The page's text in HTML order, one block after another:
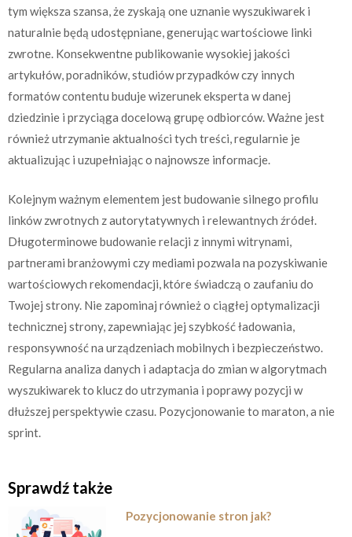
tym większa szansa, że zyskają one uznanie wyszukiwarek i
naturalnie będą udostępniane, generując wartościowe linki
zwrotne. Konsekwentne publikowanie wysokiej jakości
artykułów, poradników, studiów przypadków czy innych
formatów contentu buduje wizerunek eksperta w danej
dziedzinie i przyciąga docelową grupę odbiorców. Ważne jest
również utrzymanie aktualności tych treści, regularnie je
aktualizując i uzupełniając o najnowsze informacje.
Kolejnym ważnym elementem jest budowanie silnego profilu
linków zwrotnych z autorytatywnych i relewantnych źródeł.
Długoterminowe budowanie relacji z innymi witrynami,
partnerami branżowymi czy mediami pozwala na pozyskiwanie
wartościowych rekomendacji, które świadczą o zaufaniu do
Twojej strony. Nie zapominaj również o ciągłej optymalizacji
technicznej strony, zapewniając jej szybkość ładowania,
responsywność na urządzeniach mobilnych i bezpieczeństwo.
Regularna analiza danych i adaptacja do zmian w algorytmach
wyszukiwarek to klucz do utrzymania i poprawy pozycji w
dłuższej perspektywie czasu. Pozycjonowanie to maraton, a nie
sprint.
Sprawdź także
Pozycjonowanie stron jak?